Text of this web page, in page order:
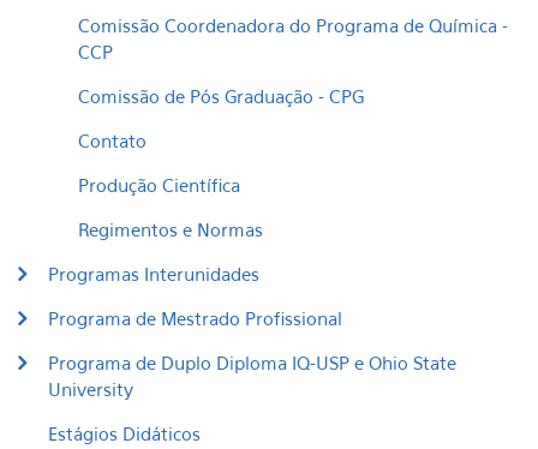
Comissão Coordenadora do Programa de Química -
CCP
Comissão de Pós Graduação - CPG
Contato
Produção Científica
Regimentos e Normas
Programas Interunidades
Programa de Mestrado Profissional
Programa de Duplo Diploma IQ-USP e Ohio State
University
Estágios Didáticos